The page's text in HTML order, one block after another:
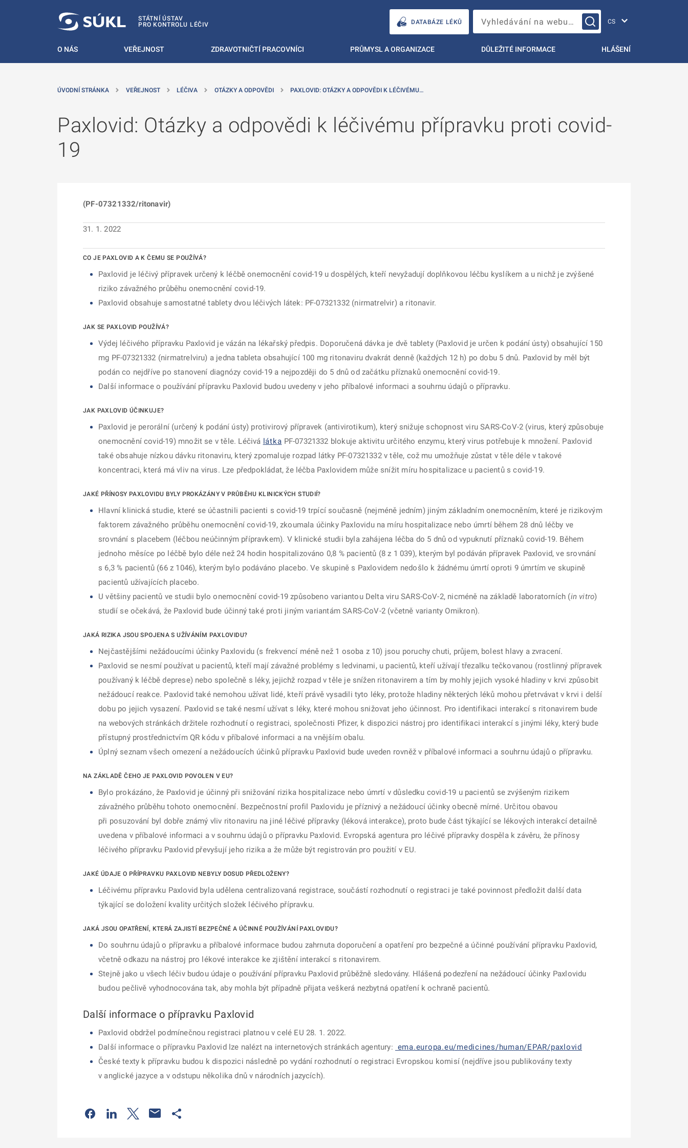
STÁTNÍ ÚSTAV
PRO KONTROLU LÉČIV
DATABÁZE LÉKŮ Vyhledávání na webu…
O NÁS VEŘEJNOST ZDRAVOTNIČTÍ PRACOVNÍCI PRŮMYSL A ORGANIZACE DŮLEŽITÉ INFORMACE HLÁŠENÍ
ÚVODNÍ STRÁNKA VEŘEJNOST LÉČIVA OTÁZKY A ODPOVĚDI PAXLOVID: OTÁZKY A ODPOVĚDI K LÉČIVÉMU…
Paxlovid: Otázky a odpovědi k léčivému přípravku proti covid-
19
(PF-07321332/ritonavir)
31. 1. 2022
CO JE PAXLOVID A K ČEMU SE POUŽÍVÁ?
Paxlovid je léčivý přípravek určený k léčbě onemocnění covid-19 u dospělých, kteří nevyžadují doplňkovou léčbu kyslíkem a u nichž je zvýšené
riziko závažného průběhu onemocnění covid-19.
Paxlovid obsahuje samostatné tablety dvou léčivých látek: PF-07321332 (nirmatrelvir) a ritonavir.
JAK SE PAXLOVID POUŽÍVÁ?
Výdej léčivého přípravku Paxlovid je vázán na lékařský předpis. Doporučená dávka je dvě tablety (Paxlovid je určen k podání ústy) obsahující 150
mg PF-07321332 (nirmatrelviru) a jedna tableta obsahující 100 mg ritonaviru dvakrát denně (každých 12 h) po dobu 5 dnů. Paxlovid by měl být
podán co nejdříve po stanovení diagnózy covid-19 a nejpozději do 5 dnů od začátku příznaků onemocnění covid-19.
Další informace o používání přípravku Paxlovid budou uvedeny v jeho příbalové informaci a souhrnu údajů o přípravku.
JAK PAXLOVID ÚČINKUJE?
Paxlovid je perorální (určený k podání ústy) protivirový přípravek (antivirotikum), který snižuje schopnost viru SARS-CoV-2 (virus, který způsobuje
onemocnění covid-19) množit se v těle. Léčivá látka PF-07321332 blokuje aktivitu určitého enzymu, který virus potřebuje k množení. Paxlovid
také obsahuje nízkou dávku ritonaviru, který zpomaluje rozpad látky PF-07321332 v těle, což mu umožňuje zůstat v těle déle v takové
koncentraci, která má vliv na virus. Lze předpokládat, že léčba Paxlovidem může snížit míru hospitalizace u pacientů s covid-19.
JAKÉ PŘÍNOSY PAXLOVIDU BYLY PROKÁZÁNY V PRŮBĚHU KLINICKÝCH STUDIÍ?
Hlavní klinická studie, které se účastnili pacienti s covid-19 trpící současně (nejméně jedním) jiným základním onemocněním, které je rizikovým
faktorem závažného průběhu onemocnění covid-19, zkoumala účinky Paxlovidu na míru hospitalizace nebo úmrtí během 28 dnů léčby ve
srovnání s placebem (léčbou neúčinným přípravkem). V klinické studii byla zahájena léčba do 5 dnů od vypuknutí příznaků covid-19. Během
jednoho měsíce po léčbě bylo déle než 24 hodin hospitalizováno 0,8 % pacientů (8 z 1 039), kterým byl podáván přípravek Paxlovid, ve srovnání
s 6,3 % pacientů (66 z 1046), kterým bylo podáváno placebo. Ve skupině s Paxlovidem nedošlo k žádnému úmrtí oproti 9 úmrtím ve skupině
pacientů užívajících placebo.
U většiny pacientů ve studii bylo onemocnění covid-19 způsobeno variantou Delta viru SARS-CoV-2, nicméně na základě laboratorních (in vitro)
studií se očekává, že Paxlovid bude účinný také proti jiným variantám SARS-CoV-2 (včetně varianty Omikron).
JAKÁ RIZIKA JSOU SPOJENA S UŽÍVÁNÍM PAXLOVIDU?
Nejčastějšími nežádoucími účinky Paxlovidu (s frekvencí méně než 1 osoba z 10) jsou poruchy chuti, průjem, bolest hlavy a zvracení.
Paxlovid se nesmí používat u pacientů, kteří mají závažné problémy s ledvinami, u pacientů, kteří užívají třezalku tečkovanou (rostlinný přípravek
používaný k léčbě deprese) nebo společně s léky, jejichž rozpad v těle je snížen ritonavirem a tím by mohly jejich vysoké hladiny v krvi způsobit
nežádoucí reakce. Paxlovid také nemohou užívat lidé, kteří právě vysadili tyto léky, protože hladiny některých léků mohou přetrvávat v krvi i delší
dobu po jejich vysazení. Paxlovid se také nesmí užívat s léky, které mohou snižovat jeho účinnost. Pro identifikaci interakcí s ritonavirem bude
na webových stránkách držitele rozhodnutí o registraci, společnosti Pfizer, k dispozici nástroj pro identifikaci interakcí s jinými léky, který bude
přístupný prostřednictvím QR kódu v příbalové informaci a na vnějším obalu.
Úplný seznam všech omezení a nežádoucích účinků přípravku Paxlovid bude uveden rovněž v příbalové informaci a souhrnu údajů o přípravku.
NA ZÁKLADĚ ČEHO JE PAXLOVID POVOLEN V EU?
Bylo prokázáno, že Paxlovid je účinný při snižování rizika hospitalizace nebo úmrtí v důsledku covid-19 u pacientů se zvýšeným rizikem
závažného průběhu tohoto onemocnění. Bezpečnostní profil Paxlovidu je příznivý a nežádoucí účinky obecně mírné. Určitou obavou
při posuzování byl dobře známý vliv ritonaviru na jiné léčivé přípravky (léková interakce), proto bude část týkající se lékových interakcí detailně
uvedena v příbalové informaci a v souhrnu údajů o přípravku Paxlovid. Evropská agentura pro léčivé přípravky dospěla k závěru, že přínosy
léčivého přípravku Paxlovid převyšují jeho rizika a že může být registrován pro použití v EU.
JAKÉ ÚDAJE O PŘÍPRAVKU PAXLOVID NEBYLY DOSUD PŘEDLOŽENY?
Léčivému přípravku Paxlovid byla udělena centralizovaná registrace, součástí rozhodnutí o registraci je také povinnost předložit další data
týkající se doložení kvality určitých složek léčivého přípravku.
JAKÁ JSOU OPATŘENÍ, KTERÁ ZAJISTÍ BEZPEČNÉ A ÚČINNÉ POUŽÍVÁNÍ PAXLOVIDU?
Do souhrnu údajů o přípravku a příbalové informace budou zahrnuta doporučení a opatření pro bezpečné a účinné používání přípravku Paxlovid,
včetně odkazu na nástroj pro lékové interakce ke zjištění interakcí s ritonavirem.
Stejně jako u všech léčiv budou údaje o používání přípravku Paxlovid průběžně sledovány. Hlášená podezření na nežádoucí účinky Paxlovidu
budou pečlivě vyhodnocována tak, aby mohla být případně přijata veškerá nezbytná opatření k ochraně pacientů.
Další informace o přípravku Paxlovid
Paxlovid obdržel podmínečnou registraci platnou v celé EU 28. 1. 2022.
Další informace o přípravku Paxlovid lze nalézt na internetových stránkách agentury: ema.europa.eu/medicines/human/EPAR/paxlovid
České texty k přípravku budou k dispozici následně po vydání rozhodnutí o registraci Evropskou komisí (nejdříve jsou publikovány texty
v anglické jazyce a v odstupu několika dnů v národních jazycích).
Odkaz se otevře na nové kartě
Odkaz se otevře na nové kartě
Odkaz se otevře na nové kartě